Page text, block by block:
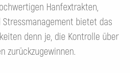
Hanfextrakten,
bietet das
denn je, die Kontrolle über
zurückzugewinnen.